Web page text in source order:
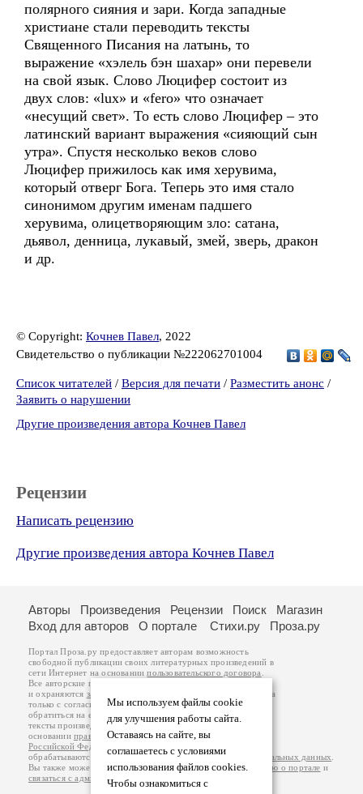
полярного сияния и зари. Когда западные
христиане стали переводить тексты
Священного Писания на латынь, то
выражение «хэлель бэн шахар» они перевели
на свой язык. Слово Люцифер состоит из
двух слов: «lux» и «fero» что означает
«несущий свет». То есть слово Люцифер – это
латинский вариант выражения «сияющий сын
утра». Спустя несколько веков слово
Люцифер прижилось как имя херувима,
который отверг Бога. Теперь это имя стало
синонимом другим именам падшего
херувима, олицетворяющим зло: сатана,
дьявол, денница, лукавый, змей, зверь, дракон
и др.
© Copyright: Кочнев Павел, 2022
Свидетельство о публикации №222062701004
Список читателей / Версия для печати / Разместить анонс /
Заявить о нарушении
Другие произведения автора Кочнев Павел
Рецензии
Написать рецензию
Другие произведения автора Кочнев Павел
Мы используем файлы cookie
для улучшения работы сайта.
Оставаясь на сайте, вы
соглашаетесь с условиями
использования файлов cookies.
Чтобы ознакомиться с
Авторы Произведения Рецензии Поиск
Магазин
Вход для авторов
О портале Стихи.ру Проза.ру
Портал Проза.ру предоставляет авторам возможность
свободной публикации своих литературных произведений в
сети Интернет на основаниипользовательского договора
Все авторские права на произведения принадлежат авторам
и охраняются законом
. Перепечатка произведений возможна
только с согласия его автора, к которому вы можете
обратиться на его авторской странице. Ответственность за
тексты произведений авторы несут самостоятельно на
основанииправил публикацииизаконодательства
Российской Федерации
обрабатываются на основанииПолитики обработки персональных данных
Вы также можете посмотреть более подробнуюинформацию о портале и
связаться с администрацией